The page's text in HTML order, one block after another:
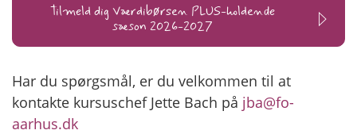
Tilmeld dig Værdibørsen PLUS-holdende
sæson 2026-2027
Har du spørgsmål, er du velkommen til at
kontakte kursuschef Jette Bach på jba@fo-
aarhus.dk